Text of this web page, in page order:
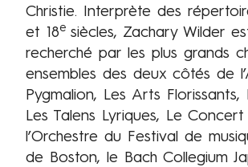
Christie. Interprète des
et 18e siècles, Zachary Wilder
recherché par les plus grands
ensembles des deux côtés de
Pygmalion, Les Arts Florissants,
Les Talens Lyriques, Le Concert
l’Orchestre du Festival de
de Boston, le Bach Collegium